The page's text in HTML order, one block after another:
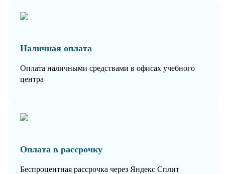
Наличная оплата
Оплата наличными средствами в офисах учебного
центра
Оплата в рассрочку
Беспроцентная рассрочка через Яндекс Сплит